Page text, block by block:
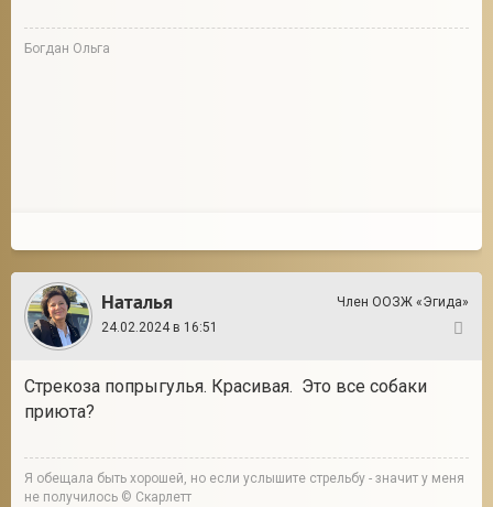
Богдан Ольга
Наталья
Член ООЗЖ «Эгида»
24.02.2024 в 16:51
Стрекоза попрыгулья. Красивая. Это все собаки
приюта?
Я обещала быть хорошей, но если услышите стрельбу - значит у меня
не получилось © Скарлетт